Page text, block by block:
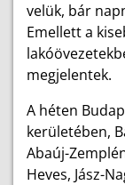
velük, bár
Emellett a
megjelentek.
A héten
kerületében,
Abaúj-
Heves, Jász-